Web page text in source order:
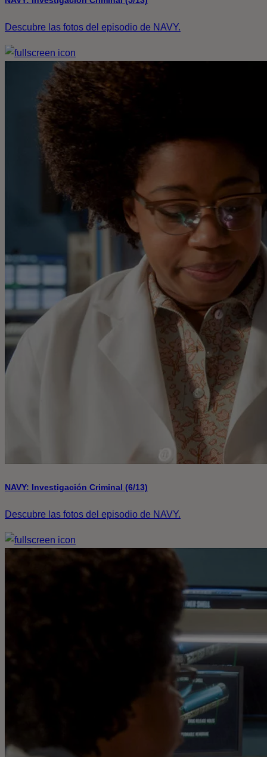
Descubre las fotos del episodio de NAVY.
NAVY: Investigación Criminal (6/13)
Descubre las fotos del episodio de NAVY.